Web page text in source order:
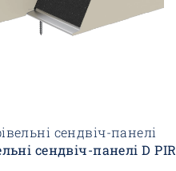
сендвіч-панелі
сендвіч-панелі D PIR